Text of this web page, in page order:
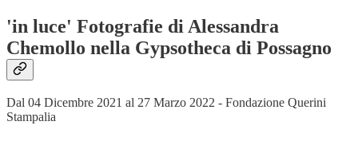
'in luce' Fotografie di Alessandra
Chemollo nella Gypsotheca di Possagno
Dal 04 Dicembre 2021 al 27 Marzo 2022 - Fondazione Querini
Stampalia